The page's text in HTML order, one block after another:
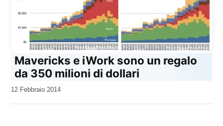
Mavericks e iWork sono un regalo
da 350 milioni di dollari
da
12 Febbraio 2014